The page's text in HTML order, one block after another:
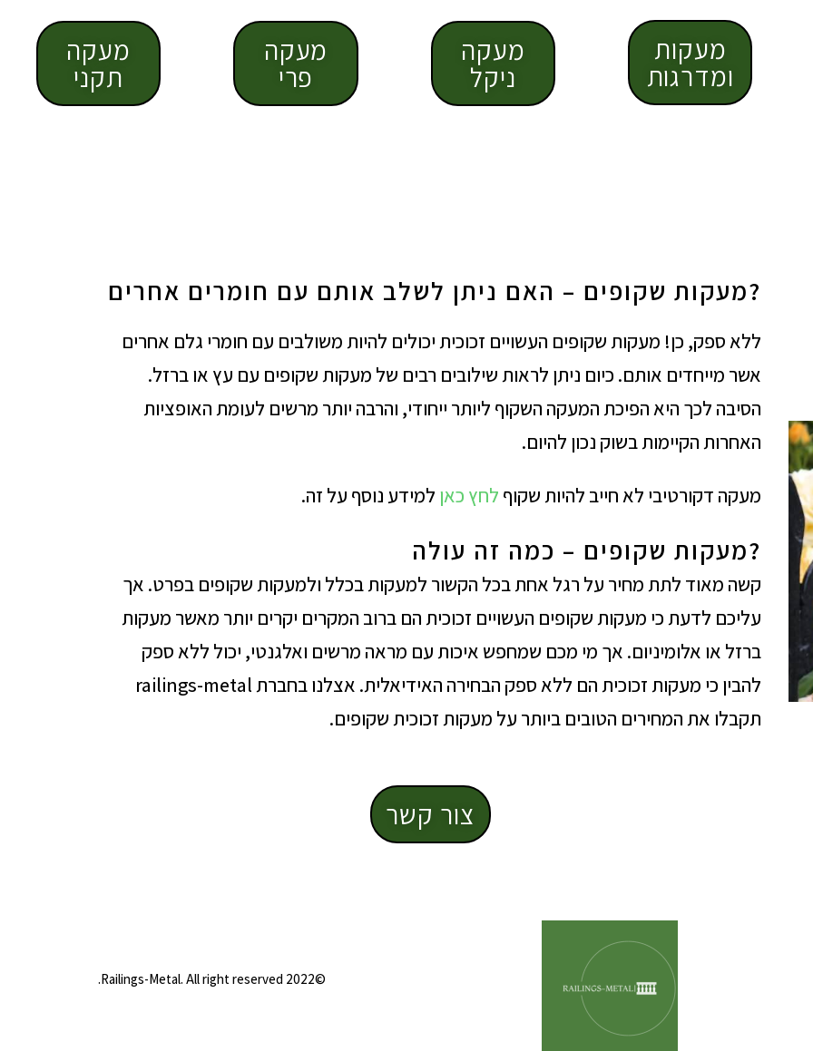
מעקות
ומדרגות
מעקה
ניקל
מעקה
פרי
מעקה
תקני
?מעקות שקופים – האם ניתן לשלב אותם עם חומרים אחרים
ללא ספק, כן! מעקות שקופים העשויים זכוכית יכולים להיות משולבים עם חומרי גלם אחרים
אשר מייחדים אותם. כיום ניתן לראות שילובים רבים של מעקות שקופים עם עץ או ברזל.
הסיבה לכך היא הפיכת המעקה השקוף ליותר ייחודי, והרבה יותר מרשים לעומת האופציות
האחרות הקיימות בשוק נכון להיום.
מעקה דקורטיבי לא חייב להיות שקוף לחץ כאן למידע נוסף על זה.
?מעקות שקופים – כמה זה עולה
קשה מאוד לתת מחיר על רגל אחת בכל הקשור למעקות בכלל ולמעקות שקופים בפרט. אך
עליכם לדעת כי מעקות שקופים העשויים זכוכית הם ברוב המקרים יקרים יותר מאשר מעקות
ברזל או אלומיניום. אך מי מכם שמחפש איכות עם מראה מרשים ואלגנטי, יכול ללא ספק
להבין כי מעקות זכוכית הם ללא ספק הבחירה האידיאלית. אצלנו בחברת railings-metal
תקבלו את המחירים הטובים ביותר על מעקות זכוכית שקופים.
צור קשר
©2022 Railings-Metal. All right reserved.